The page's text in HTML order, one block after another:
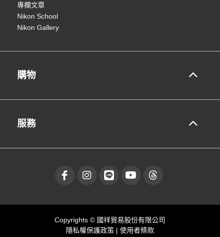
專欄文章
Nikon School
Nikon Gallery
購物
服務
Copyrights © 國祥貿易股份有限公司
隱私權保護政策 | 使用者條款